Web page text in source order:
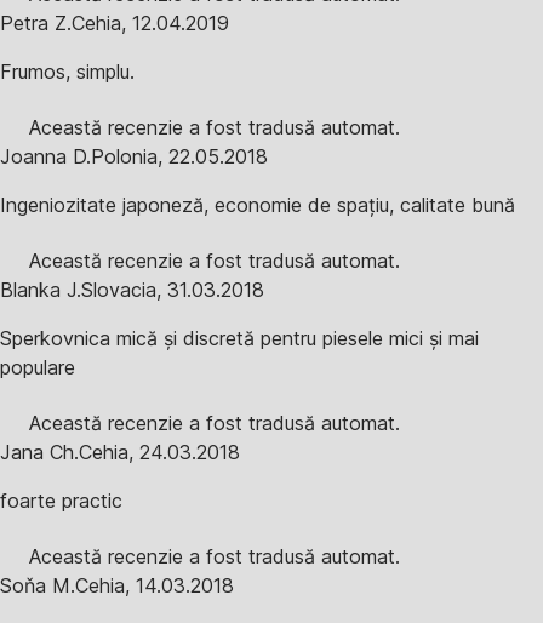
Petra Z.Cehia, 12.04.2019
Frumos, simplu.
Această recenzie a fost tradusă automat.
Joanna D.Polonia, 22.05.2018
Ingeniozitate japoneză, economie de spațiu, calitate bună
Această recenzie a fost tradusă automat.
Blanka J.Slovacia, 31.03.2018
Sperkovnica mică și discretă pentru piesele mici și mai
populare
Această recenzie a fost tradusă automat.
Jana Ch.Cehia, 24.03.2018
foarte practic
Această recenzie a fost tradusă automat.
Soňa M.Cehia, 14.03.2018